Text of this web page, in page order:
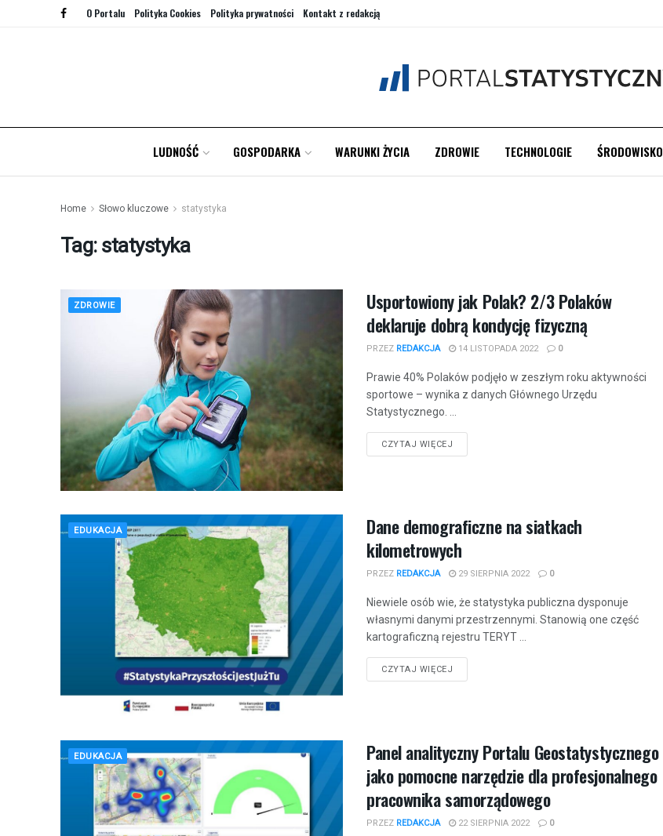
O Portalu Polityka Cookies Polityka prywatności Kontakt z redakcją
LUDNOŚĆ GOSPODARKA WARUNKI ŻYCIA ZDROWIE TECHNOLOGIE ŚRODOWISKO
Home Słowo kluczowe statystyka
Tag: statystyka
ZDROWIE
Usportowiony jak Polak? 2/3 Polaków
deklaruje dobrą kondycję fizyczną
PRZEZ REDAKCJA 14 LISTOPADA 2022 0
Prawie 40% Polaków podjęło w zeszłym roku aktywności
sportowe – wynika z danych Głównego Urzędu
Statystycznego. ...
CZYTAJ WIĘCEJ
EDUKACJA
Dane demograficzne na siatkach
kilometrowych
PRZEZ REDAKCJA 29 SIERPNIA 2022 0
Niewiele osób wie, że statystyka publiczna dysponuje
własnymi danymi przestrzennymi. Stanowią one część
kartograficzną rejestru TERYT ...
CZYTAJ WIĘCEJ
EDUKACJA
Panel analityczny Portalu Geostatystycznego
jako pomocne narzędzie dla profesjonalnego
pracownika samorządowego
PRZEZ REDAKCJA 22 SIERPNIA 2022 0